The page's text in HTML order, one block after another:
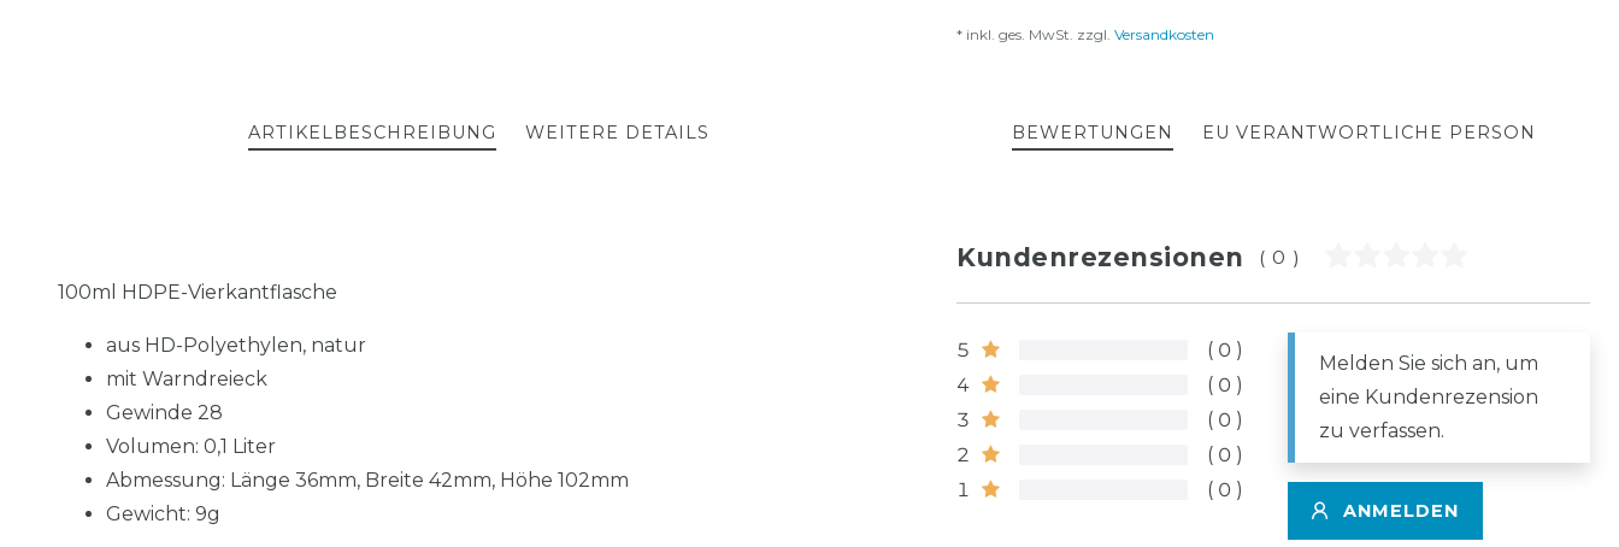
* inkl. ges. MwSt. zzgl. Versandkosten
ARTIKELBESCHREIBUNG WEITERE DETAILS
100ml HDPE-Vierkantflasche
aus HD-Polyethylen, natur
mit Warndreieck
Gewinde 28
Volumen: 0,1 Liter
Abmessung: Länge 36mm, Breite 42mm, Höhe 102mm
Gewicht: 9g
BEWERTUNGEN EU VERANTWORTLICHE PERSON
Kundenrezensionen (0)
5
0
4
0
3
0
2
0
1
0
Melden Sie sich an, um
eine Kundenrezension
zu verfassen.
ANMELDEN